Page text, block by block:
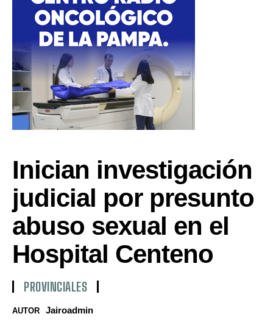
Inician investigación
judicial por presunto
abuso sexual en el
Hospital Centeno
PROVINCIALES
AUTOR Jairoadmin